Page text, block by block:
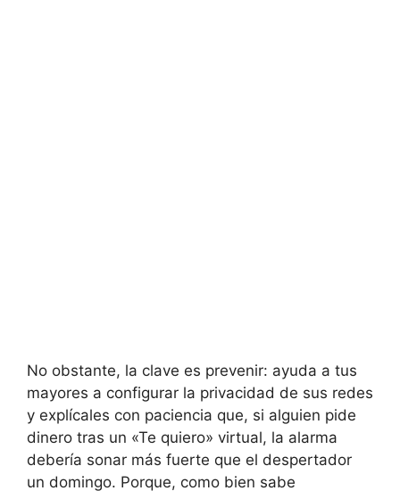
No obstante, la clave es prevenir: ayuda a tus
mayores a configurar la privacidad de sus redes
y explícales con paciencia que, si alguien pide
dinero tras un «Te quiero» virtual, la alarma
debería sonar más fuerte que el despertador
un domingo. Porque, como bien sabe